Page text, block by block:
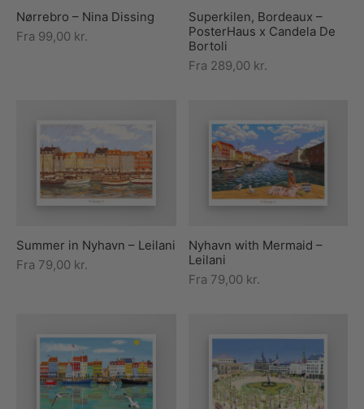
Nørrebro – Nina Dissing
Fra 99,00 kr.
Superkilen, Bordeaux –
PosterHaus x Candela De
Bortoli
Fra 289,00 kr.
Summer in Nyhavn – Leilani
Fra 79,00 kr.
Nyhavn with Mermaid –
Leilani
Fra 79,00 kr.